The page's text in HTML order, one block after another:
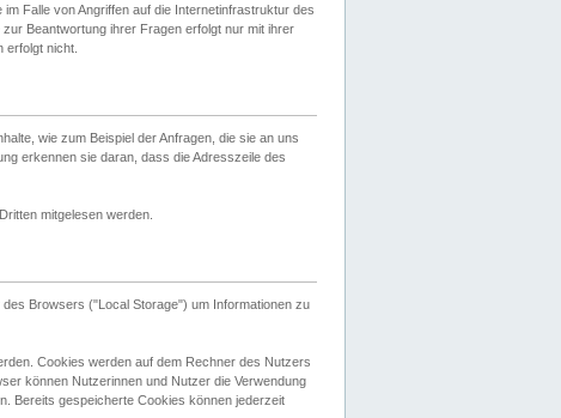
Falle von Angriffen auf die Internetinfrastruktur des
Beantwortung ihrer Fragen erfolgt nur mit ihrer
erfolgt nicht.
wie zum Beispiel der Anfragen, die sie an uns
erkennen sie daran, dass die Adresszeile des
mitgelesen werden.
Browsers ("Local Storage") um Informationen zu
Cookies werden auf dem Rechner des Nutzers
können Nutzerinnen und Nutzer die Verwendung
Bereits gespeicherte Cookies können jederzeit